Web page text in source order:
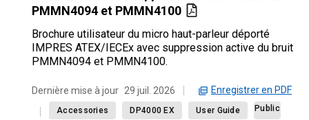
PMMN4094 et PMMN4100
Brochure utilisateur du micro haut-parleur déporté
IMPRES ATEX/IECEx avec suppression active du bruit
PMMN4094 et PMMN4100.
Dernière mise à jour 29 juil. 2026 Enregistrer en PDF
Accessories DP4000 EX User Guide Public